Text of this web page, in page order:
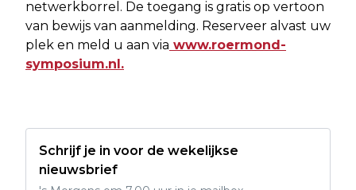
netwerkborrel. De toegang is gratis op vertoon
van bewijs van aanmelding. Reserveer alvast uw
plek en meld u aan via www.roermond-
symposium.nl.
Schrijf je in voor de wekelijkse
nieuwsbrief